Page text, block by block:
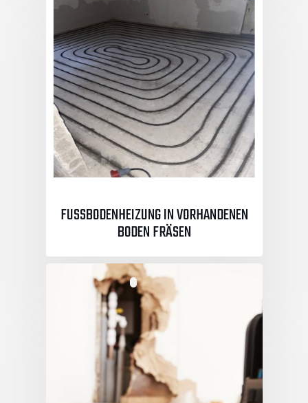
FUSSBODENHEIZUNG IN VORHANDENEN B
ODEN FRÄSEN